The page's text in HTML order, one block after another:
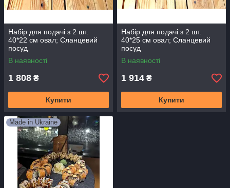
Набір для подачі з 2 шт.
40*22 см овал; Сланцевий
посуд
В наявності
1 808 ₴
Купити
Набір для подачі з 2 шт.
40*25 см овал; Сланцевий
посуд
В наявності
1 914 ₴
Купити
Made in Ukraine